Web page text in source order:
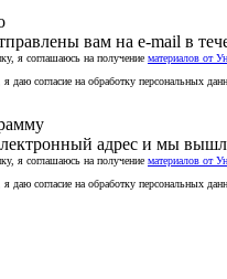
вам на e-mail в
я соглашаюсь на получение материалов от
даю согласие на обработку персональных
адрес и мы
я соглашаюсь на получение материалов от
даю согласие на обработку персональных